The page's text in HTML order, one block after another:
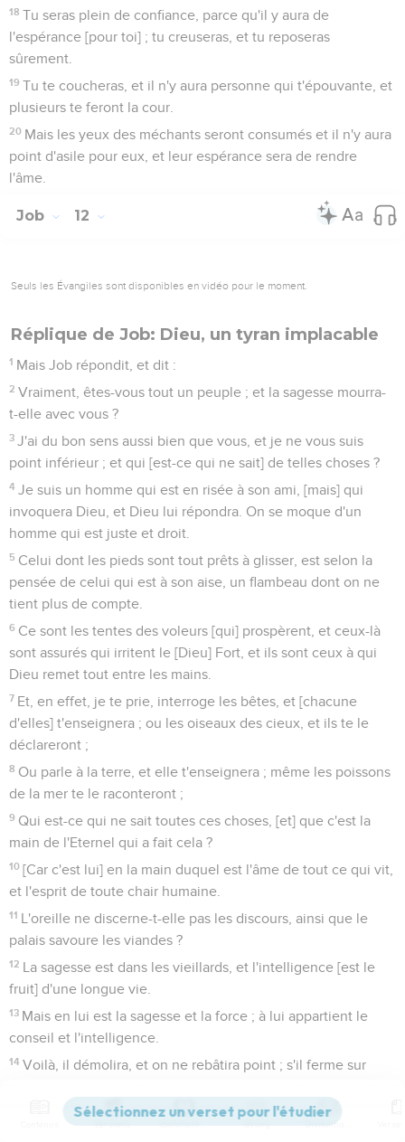
18 Tu seras plein de confiance, parce qu'il y aura de
l'espérance [pour toi] ; tu creuseras, et tu reposeras
sûrement.
19 Tu te coucheras, et il n'y aura personne qui t'épouvante, et
plusieurs te feront la cour.
20 Mais les yeux des méchants seront consumés et il n'y aura
point d'asile pour eux, et leur espérance sera de rendre
l'âme.
Job 12
Seuls les Évangiles sont disponibles en vidéo pour le moment.
Réplique de Job: Dieu, un tyran implacable
1 Mais Job répondit, et dit :
2 Vraiment, êtes-vous tout un peuple ; et la sagesse mourra-
t-elle avec vous ?
3 J'ai du bon sens aussi bien que vous, et je ne vous suis
point inférieur ; et qui [est-ce qui ne sait] de telles choses ?
4 Je suis un homme qui est en risée à son ami, [mais] qui
invoquera Dieu, et Dieu lui répondra. On se moque d'un
homme qui est juste et droit.
5 Celui dont les pieds sont tout prêts à glisser, est selon la
pensée de celui qui est à son aise, un flambeau dont on ne
tient plus de compte.
6 Ce sont les tentes des voleurs [qui] prospèrent, et ceux-là
sont assurés qui irritent le [Dieu] Fort, et ils sont ceux à qui
Dieu remet tout entre les mains.
7 Et, en effet, je te prie, interroge les bêtes, et [chacune
d'elles] t'enseignera ; ou les oiseaux des cieux, et ils te le
déclareront ;
8 Ou parle à la terre, et elle t'enseignera ; même les poissons
de la mer te le raconteront ;
9 Qui est-ce qui ne sait toutes ces choses, [et] que c'est la
main de l'Eternel qui a fait cela ?
10 [Car c'est lui] en la main duquel est l'âme de tout ce qui vit,
et l'esprit de toute chair humaine.
11 L'oreille ne discerne-t-elle pas les discours, ainsi que le
palais savoure les viandes ?
12 La sagesse est dans les vieillards, et l'intelligence [est le
fruit] d'une longue vie.
13 Mais en lui est la sagesse et la force ; à lui appartient le
conseil et l'intelligence.
14 Voilà, il démolira, et on ne rebâtira point ; s'il ferme sur
Voilà, il retiendra les eaux, et tout deviendra sec ; il les
Versions Commentaires Strong